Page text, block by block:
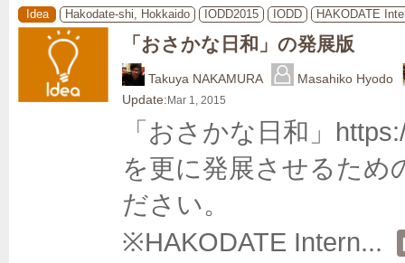
Idea Hakodate-shi, Hokkaido IODD2015 IODD HAKODATE
「おさかな日和」の発展版
Takuya NAKAMURA
Masahiko Hyodo
Update: Mar 1, 2015
「おさかな日和」
を更に発展させるため
ださい。
※HAKODATE Intern...